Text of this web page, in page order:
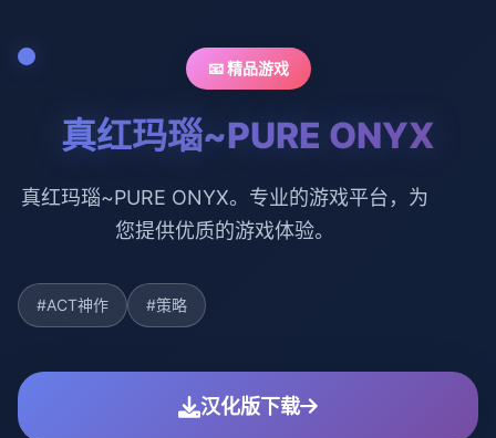
📧 精品游戏
真红玛瑙~PURE ONYX
真红玛瑙~PURE ONYX。专业的游戏平台，为
您提供优质的游戏体验。
#ACT神作 #策略
汉化版下载